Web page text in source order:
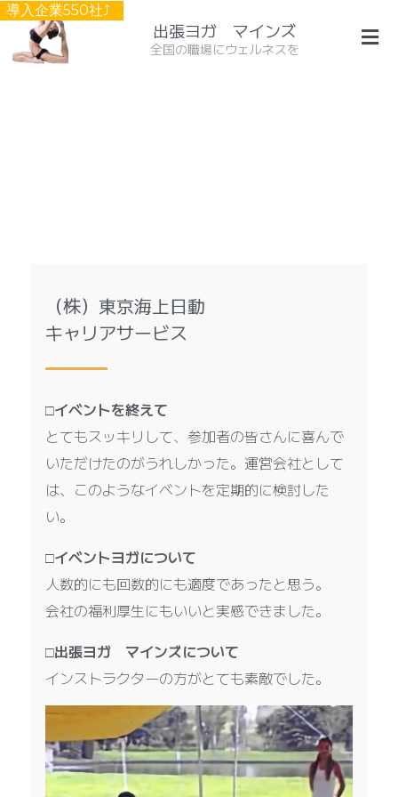
導入企業550社⤴︎
出張ヨガ マインズ
全国の職場にウェルネスを
東
京
海
日
動
キ
ャ
ア
サ
ー
ス
（株）東京海上日動
キャリアサービス
□イベントを終えて
とてもスッキリして、参加者の皆さんに喜んで
いただけたのがうれしかった。運営会社として
は、このようなイベントを定期的に検討した
い。
□イベントヨガについて
人数的にも回数的にも適度であったと思う。
会社の福利厚生にもいいと実感できました。
□出張ヨガ マインズについて
インストラクターの方がとても素敵でした。